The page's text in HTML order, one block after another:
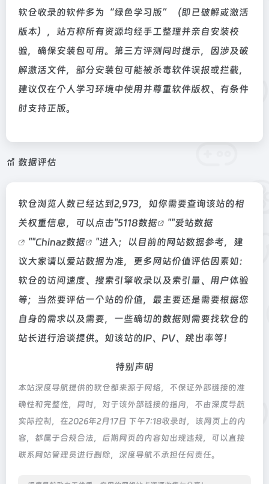
软仓收录的软件多为“绿色学习版”（即已破解或激活
版本），站方称所有资源均经手工整理并亲自安装校
验，确保安装包可用。第三方评测同时提示，因涉及破
解激活文件，部分安装包可能被杀毒软件误报或拦截，
建议仅在个人学习环境中使用并尊重软件版权、有条件
时支持正版。
数据评估
软仓浏览人数已经达到2,973，如你需要查询该站的相
关权重信息，可以点击"5118数据 ""爱站数据
""Chinaz数据
"进入；以目前的网站数据参考，建
议大家请以爱站数据为准，更多网站价值评估因素如：
软仓的访问速度、搜索引擎收录以及索引量、用户体验
等；当然要评估一个站的价值，最主要还是需要根据您
自身的需求以及需要，一些确切的数据则需要找软仓的
站长进行洽谈提供。如该站的IP、PV、跳出率等！
特别声明
本站深度导航提供的软仓都来源于网络，不保证外部链接的准
确性和完整性，同时，对于该外部链接的指向，不由深度导航
实际控制，在2026年2月17日 下午7:18收录时，该网页上的内
容，都属于合规合法，后期网页的内容如出现违规，可以直接
联系网站管理员进行删除，深度导航不承担任何责任。